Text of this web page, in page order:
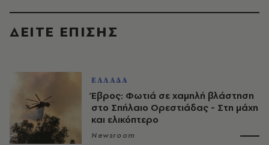
ΔΕΙΤΕ ΕΠΙΣΗΣ
ΕΛΛΑΔΑ
Έβρος: Φωτιά σε χαμηλή βλάστηση
στο Σπήλαιο Ορεστιάδας - Στη μάχη
και ελικόπτερο
Newsroom